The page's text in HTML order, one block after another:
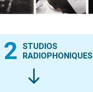
2
STUDIOS
RADIOPHONIQUES